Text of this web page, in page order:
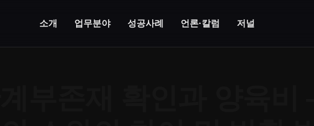
소개 업무분야 성공사례 언론·칼럼 저널